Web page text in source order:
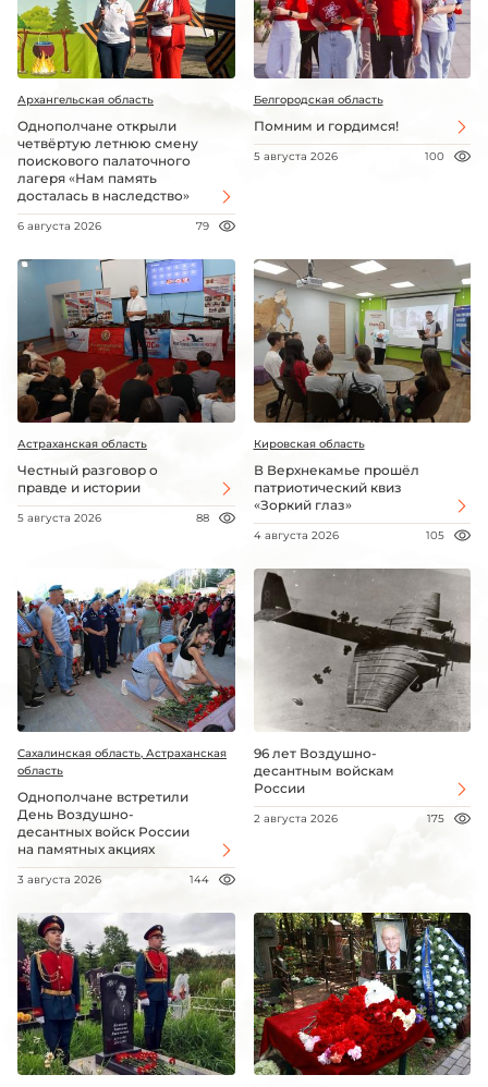
Архангельская область
Однополчане открыли
четвёртую летнюю смену
поискового палаточного
лагеря «Нам память
досталась в наследство»
6 августа 2026 79
Белгородская область
Помним и гордимся!
5 августа 2026 100
Астраханская область
Честный разговор о
правде и истории
5 августа 2026 88
Кировская область
В Верхнекамье прошёл
патриотический квиз
«Зоркий глаз»
4 августа 2026 105
Сахалинская область, Астраханская
область
Однополчане встретили
День Воздушно-
десантных войск России
на памятных акциях
3 августа 2026 144
96 лет Воздушно-
десантным войскам
России
2 августа 2026 175